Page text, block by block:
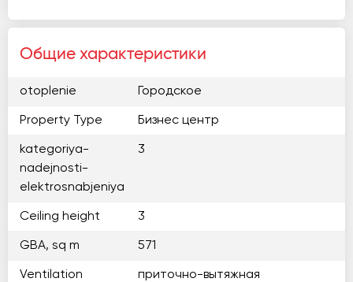
Общие характеристики
otoplenie Городское
Property Type Бизнес центр
kategoriya-
nadejnosti-
elektrosnabjeniya
3
Ceiling height 3
GBA, sq m 571
Ventilation
приточно-вытяжная